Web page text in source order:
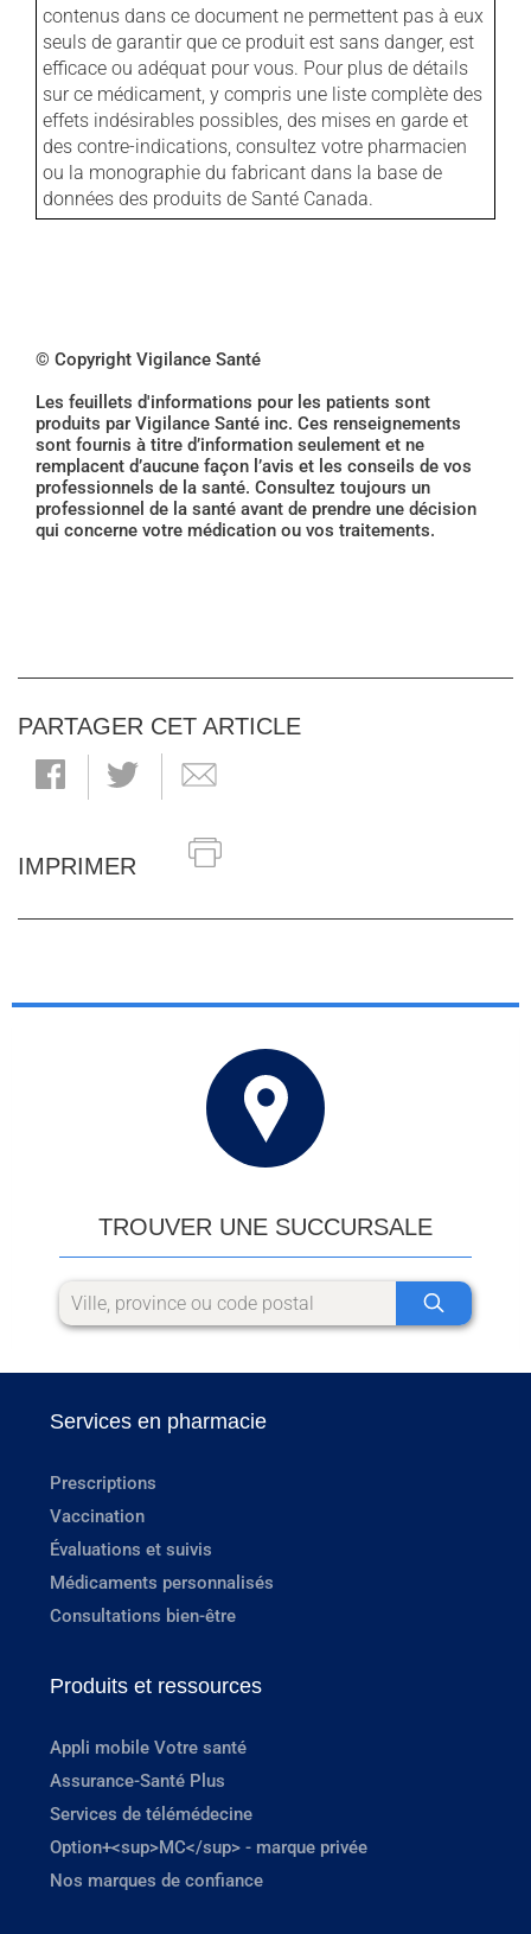
contenus dans ce document ne permettent pas à eux
seuls de garantir que ce produit est sans danger, est
efficace ou adéquat pour vous. Pour plus de détails
sur ce médicament, y compris une liste complète des
effets indésirables possibles, des mises en garde et
des contre-indications, consultez votre pharmacien
ou la monographie du fabricant dans la base de
données des produits de Santé Canada.
© Copyright Vigilance Santé
Les feuillets d'informations pour les patients sont
produits par Vigilance Santé inc. Ces renseignements
sont fournis à titre d’information seulement et ne
remplacent d’aucune façon l’avis et les conseils de vos
professionnels de la santé. Consultez toujours un
professionnel de la santé avant de prendre une décision
qui concerne votre médication ou vos traitements.
PARTAGER CET ARTICLE
IMPRIMER
TROUVER UNE SUCCURSALE
Services en pharmacie
Prescriptions
Vaccination
Évaluations et suivis
Médicaments personnalisés
Consultations bien-être
Produits et ressources
Appli mobile Votre santé
Assurance-Santé Plus
Services de télémédecine
Option+<sup>MC</sup> - marque privée
Nos marques de confiance